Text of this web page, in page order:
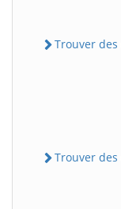
Trouver des
Trouver des